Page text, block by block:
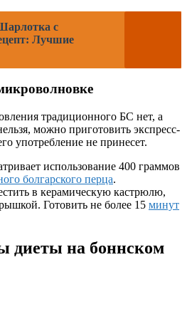
с
Лучшие
традиционного БС нет, а
можно приготовить экспресс-
употребление не принесет.
использование 400 граммов
болгарского перца.
в керамическую кастрюлю,
Готовить не более 15 минут
диеты на боннском